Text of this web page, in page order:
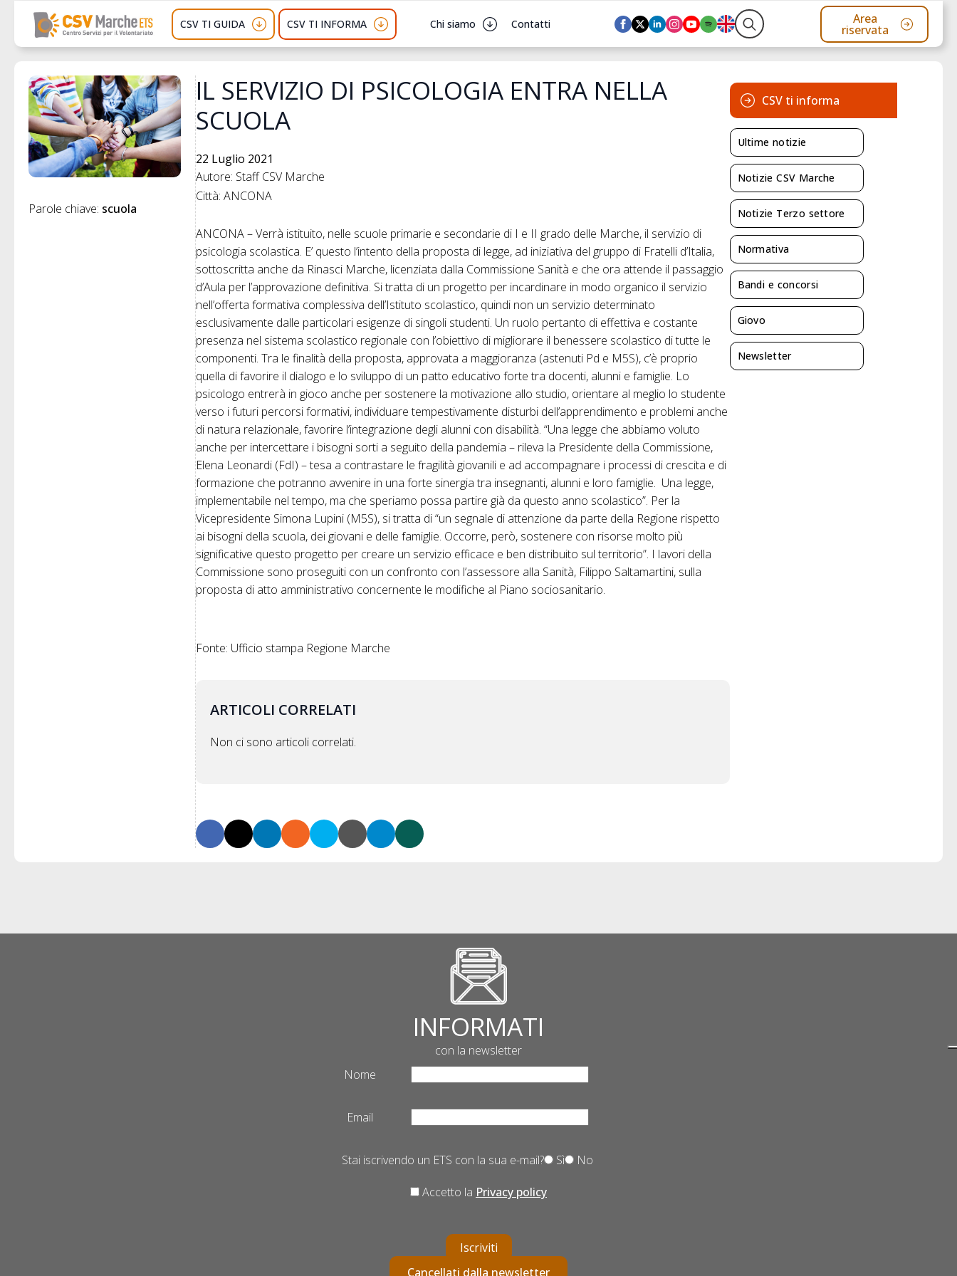
CSV TI GUIDA CSV TI INFORMA Chi siamo Contatti
Search
Area
riservata
Parole chiave: scuola
IL SERVIZIO DI PSICOLOGIA ENTRA NELLA
SCUOLA
22 Luglio 2021
Autore: Staff CSV Marche
Città: ANCONA
ANCONA – Verrà istituito, nelle scuole primarie e secondarie di I e II grado delle Marche, il servizio di
psicologia scolastica. E’ questo l’intento della proposta di legge, ad iniziativa del gruppo di Fratelli d’Italia,
sottoscritta anche da Rinasci Marche, licenziata dalla Commissione Sanità e che ora attende il passaggio
d’Aula per l’approvazione definitiva. Si tratta di un progetto per incardinare in modo organico il servizio
nell’offerta formativa complessiva dell’Istituto scolastico, quindi non un servizio determinato
esclusivamente dalle particolari esigenze di singoli studenti. Un ruolo pertanto di effettiva e costante
presenza nel sistema scolastico regionale con l’obiettivo di migliorare il benessere scolastico di tutte le
componenti. Tra le finalità della proposta, approvata a maggioranza (astenuti Pd e M5S), c’è proprio
quella di favorire il dialogo e lo sviluppo di un patto educativo forte tra docenti, alunni e famiglie. Lo
psicologo entrerà in gioco anche per sostenere la motivazione allo studio, orientare al meglio lo studente
verso i futuri percorsi formativi, individuare tempestivamente disturbi dell’apprendimento e problemi anche
di natura relazionale, favorire l’integrazione degli alunni con disabilità. “Una legge che abbiamo voluto
anche per intercettare i bisogni sorti a seguito della pandemia – rileva la Presidente della Commissione,
Elena Leonardi (FdI) – tesa a contrastare le fragilità giovanili e ad accompagnare i processi di crescita e di
formazione che potranno avvenire in una forte sinergia tra insegnanti, alunni e loro famiglie. Una legge,
implementabile nel tempo, ma che speriamo possa partire già da questo anno scolastico”. Per la
Vicepresidente Simona Lupini (M5S), si tratta di “un segnale di attenzione da parte della Regione rispetto
ai bisogni della scuola, dei giovani e delle famiglie. Occorre, però, sostenere con risorse molto più
significative questo progetto per creare un servizio efficace e ben distribuito sul territorio”. I lavori della
Commissione sono proseguiti con un confronto con l’assessore alla Sanità, Filippo Saltamartini, sulla
proposta di atto amministrativo concernente le modifiche al Piano sociosanitario.
Fonte: Ufficio stampa Regione Marche
ARTICOLI CORRELATI
Non ci sono articoli correlati.
CSV ti informa
Ultime notizie
Notizie CSV Marche
Notizie Terzo settore
Normativa
Bandi e concorsi
Giovo
Newsletter
INFORMATI
con la newsletter
Nome
Email
Stai iscrivendo un ETS con la sua e-mail? Sì No
Accetto la Privacy policy
Iscriviti
Cancellati dalla newsletter